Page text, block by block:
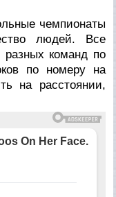
чемпионаты
людей. Все
разных команд по
по номеру на
на расстоянии,